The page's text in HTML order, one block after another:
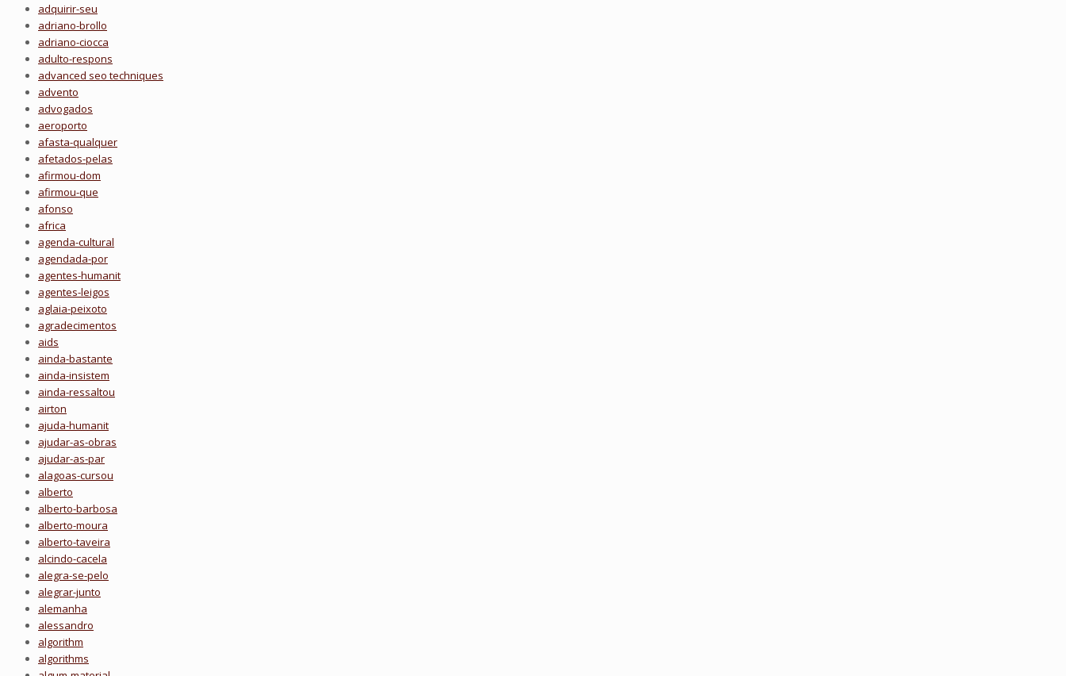
adquirir-seu
adriano-brollo
adriano-ciocca
adulto-respons
advanced seo techniques
advento
advogados
aeroporto
afasta-qualquer
afetados-pelas
afirmou-dom
afirmou-que
afonso
africa
agenda-cultural
agendada-por
agentes-humanit
agentes-leigos
aglaia-peixoto
agradecimentos
aids
ainda-bastante
ainda-insistem
ainda-ressaltou
airton
ajuda-humanit
ajudar-as-obras
ajudar-as-par
alagoas-cursou
alberto
alberto-barbosa
alberto-moura
alberto-taveira
alcindo-cacela
alegra-se-pelo
alegrar-junto
alemanha
alessandro
algorithm
algorithms